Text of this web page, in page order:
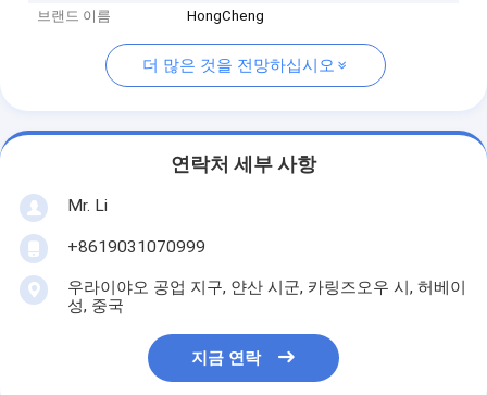
브랜드 이름
HongCheng
더 많은 것을 전망하십시오
연락처 세부 사항
Mr. Li
+8619031070999
우라이야오 공업 지구, 얀산 시군, 카링즈오우 시, 허베이
성, 중국
지금 연락